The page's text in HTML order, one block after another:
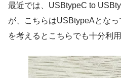
最近では、USBtypeC to
が、こちらはUSBtypeAとな
を考えるとこちらでも十分利用